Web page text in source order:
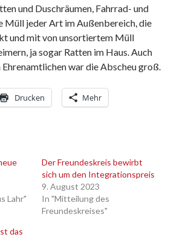
und Duschräumen, Fahrrad- und
Müll jeder Art im Außenbereich, die
und mit von unsortiertem Müll
ja sogar Ratten im Haus. Auch
war die Abscheu groß.
Drucken Mehr
Lahr"
Der Freundeskreis bewirbt
sich um den Integrationspreis
9. August 2023
In "Mitteilung des
Freundeskreises"
das